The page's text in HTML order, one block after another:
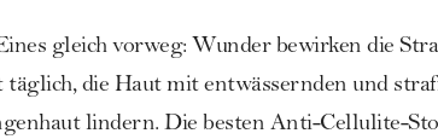
gleich vorweg: Wunder bewirken die
täglich, die Haut mit entwässernden und
lindern. Die besten Anti-Cellulite-